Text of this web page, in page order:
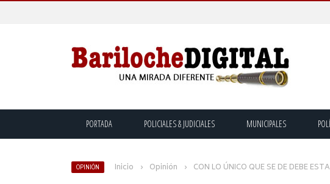
PORTADA POLICIALES & JUDICIALES MUNICIPALES
OPINIÓN Inicio › Opinión › CON LO ÚNICO QUE SE DE DEBE